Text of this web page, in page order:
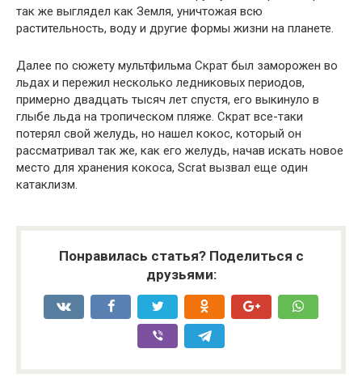
так же выглядел как Земля, уничтожая всю
растительность, воду и другие формы жизни на планете.
Далее по сюжету мультфильма Скрат был заморожен во
льдах и пережил несколько ледниковых периодов,
примерно двадцать тысяч лет спустя, его выкинуло в
глыбе льда на тропическом пляже. Скрат все-таки
потерял свой желудь, но нашел кокос, который он
рассматривал так же, как его желудь, начав искать новое
место для хранения кокоса, Scrat вызвал еще один
катаклизм.
Понравилась статья? Поделиться с
друзьями: